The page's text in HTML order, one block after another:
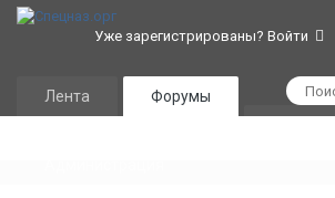
Уже зарегистрированы? Войти
Лента Форумы